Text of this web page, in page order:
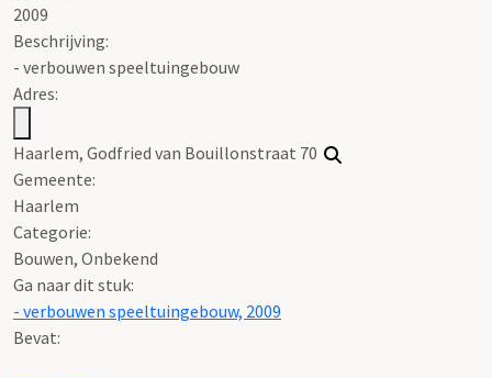
2009
Beschrijving:
- verbouwen speeltuingebouw
Adres:
Haarlem, Godfried van Bouillonstraat 70
Gemeente:
Haarlem
Categorie:
Bouwen, Onbekend
Ga naar dit stuk:
- verbouwen speeltuingebouw, 2009
Bevat: